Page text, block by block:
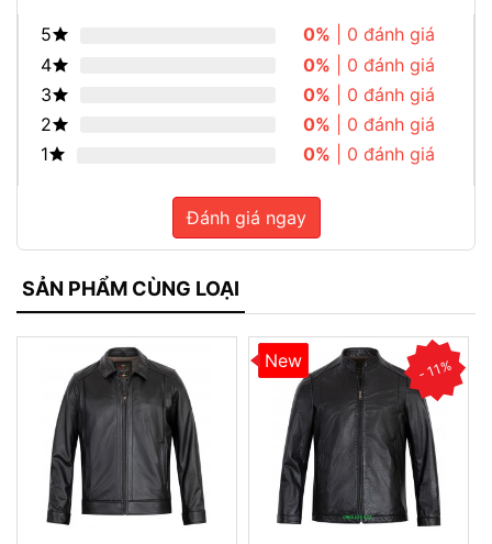
5 0% | 0 đánh giá
4
0% | 0 đánh giá
3
0% | 0 đánh giá
2
0% | 0 đánh giá
1
0% | 0 đánh giá
Đánh giá ngay
SẢN PHẨM CÙNG LOẠI
New - 11%